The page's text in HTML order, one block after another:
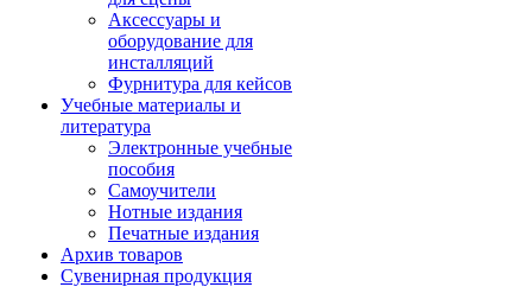
Аксессуары и
оборудование для
инсталляций
Фурнитура для кейсов
Учебные материалы и
литература
Электронные учебные
пособия
Самоучители
Нотные издания
Печатные издания
Архив товаров
Сувенирная продукция